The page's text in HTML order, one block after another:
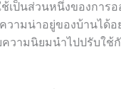
เป็นส่วนหนึ่งของการ
ามน่าอยู่ของบ้านได้อ
วามนิยมนำไปปรับใช้